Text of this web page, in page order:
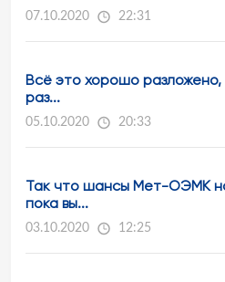
07.10.2020 22:31
Всё это хорошо
раз...
05.10.2020 20:33
Так что шансы Мет-ОЭМК
пока вы...
03.10.2020 12:25